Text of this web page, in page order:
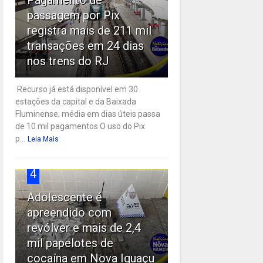
passagem por Pix
registra mais de 211 mil
transações em 24 dias
nos trens do RJ
Recurso já está disponível em 30
estações da capital e da Baixada
Fluminense; média em dias úteis passa
de 10 mil pagamentos O uso do Pix
p...
Leia Mais
4
Adolescente é
apreendido com
revólver e mais de 2,4
mil papelotes de
cocaína em Nova Iguaçu